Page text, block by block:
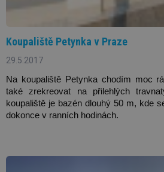
Koupaliště Petynka v Praze
29.5.2017
Na koupaliště Petynka chodím moc
také zrekreovat na přilehlých
koupaliště je bazén dlouhý 50 m, kde
dokonce v ranních hodinách.